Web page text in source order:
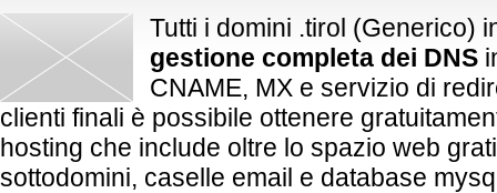
Tutti i domini .tirol (Generico)
gestione completa dei DNS
CNAME, MX e servizio di
clienti finali è possibile ottenere
hosting che include oltre lo spazio web
sottodomini, caselle email e database